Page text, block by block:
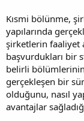
t
a
n
r
i
h
Kısmi bölünme,
yapılarında
şirketlerin faaliyet
başvurdukları bir
belirli bölümlerinin
gerçekleşen bir
olduğunu, nasıl
avantajlar